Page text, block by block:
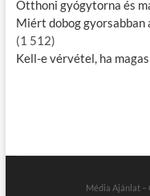
Otthoni gyógytorna és
Miért dobog gyorsabban
(1 512)
Kell-e vérvétel, ha
Média Ajánlat –